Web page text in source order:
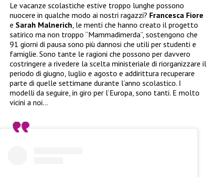
Le vacanze scolastiche estive troppo lunghe possono
nuocere in qualche modo ai nostri ragazzi? Francesca Fiore
e Sarah Malnerich, le menti che hanno creato il progetto
satirico ma non troppo “Mammadimerda”, sostengono che
91 giorni di pausa sono più dannosi che utili per studenti e
famiglie. Sono tante le ragioni che possono per davvero
costringere a rivedere la scelta ministeriale di riorganizzare il
periodo di giugno, luglio e agosto e addirittura recuperare
parte di quelle settimane durante l’anno scolastico. I
modelli da seguire, in giro per l’Europa, sono tanti. E molto
vicini a noi…